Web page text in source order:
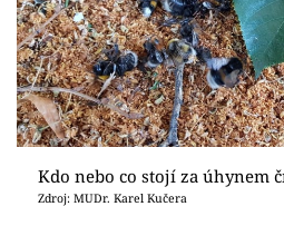
Kdo nebo co stojí za úhynem
Zdroj: MUDr. Karel Kučera